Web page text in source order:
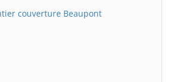
couverture Beaupont